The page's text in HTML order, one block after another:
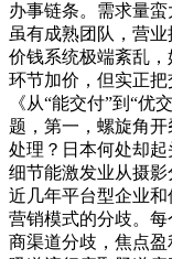
办事链条。需求量
虽有成熟团队，营
价钱系统极端紊乱
环节加价，但实正
《从“能交付”到“
题，第一，螺旋角
处理？日本何处却
细节能激发业从摄影
近几年平台型企业
营销模式的分歧。
商渠道分歧，焦点